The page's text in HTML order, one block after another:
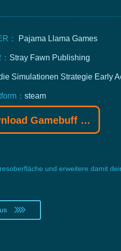
： Pajama Llama Games
Stray Fawn Publishing
Simulationen Strategie Early
： steam
Gamebuff Trainer
und erweitere damit